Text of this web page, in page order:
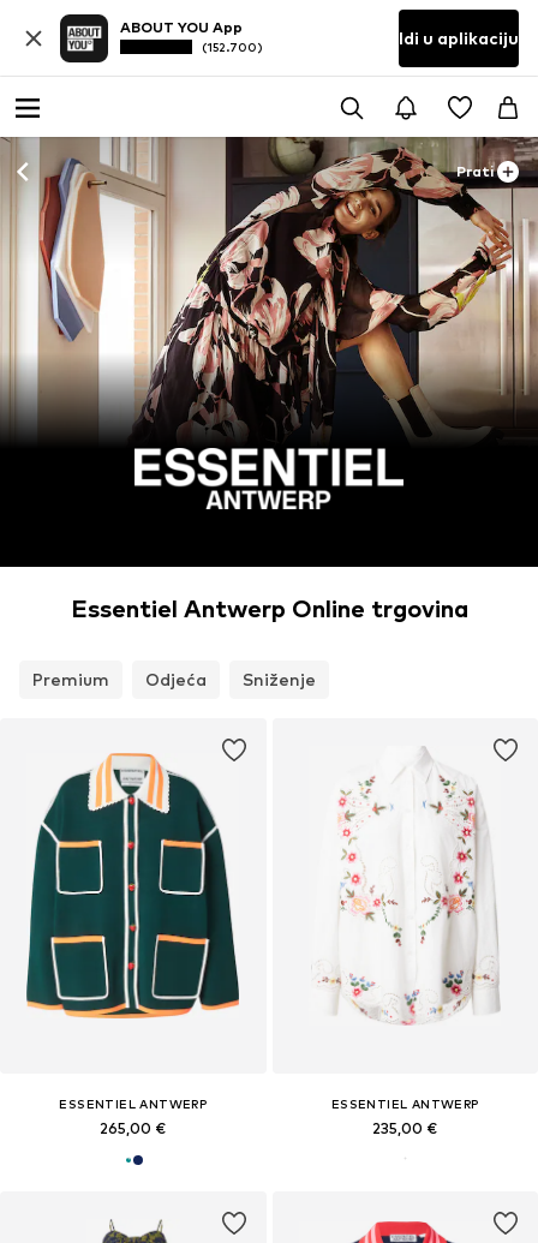
ABOUT YOU App
(152.700) Idi u aplikaciju
Prati
Essentiel Antwerp Online trgovina
Premium Odjeća Sniženje
ESSENTIEL ANTWERP
265,00 €
ESSENTIEL ANTWERP
235,00 €